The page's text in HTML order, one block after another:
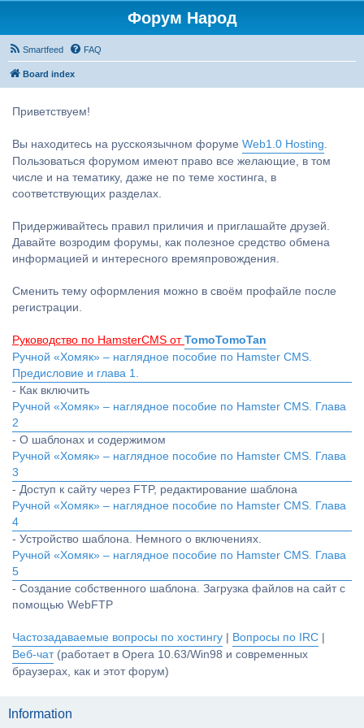
Форум Народ
Smartfeed FAQ
Board index
Приветствуем!
Вы находитесь на русскоязычном форуме Web1.0 Hosting.
Пользоваться форумом имеют право все желающие, в том
числе и на тематику, даже не по теме хостинга, в
соответствующих разделах.
Придерживайтесь правил приличия и приглашайте друзей.
Давайте возродим форумы, как полезное средство обмена
информацией и интересного времяпровождения.
Сменить тему оформления можно в своём профайле после
регистрации.
Руководство по HamsterCMS от TomoTomoTan
Ручной «Хомяк» – наглядное пособие по Hamster CMS.
Предисловие и глава 1.
- Как включить
Ручной «Хомяк» – наглядное пособие по Hamster CMS. Глава
2
- О шаблонах и содержимом
Ручной «Хомяк» – наглядное пособие по Hamster CMS. Глава
3
- Доступ к сайту через FTP, редактирование шаблона
Ручной «Хомяк» – наглядное пособие по Hamster CMS. Глава
4
- Устройство шаблона. Немного о включениях.
Ручной «Хомяк» – наглядное пособие по Hamster CMS. Глава
5
- Создание собственного шаблона. Загрузка файлов на сайт с
помощью WebFTP
Частозадаваемые вопросы по хостингу Вопросы по IRC
Веб-чат(работает в Opera 10.63/Win98 и современных
браузерах, как и этот форум)
Information